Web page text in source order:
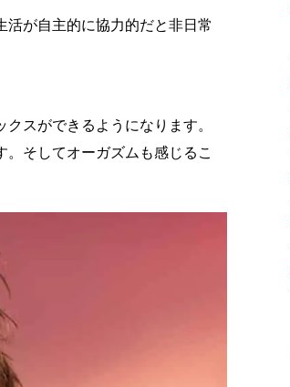
が自主的に協力的だと非日常
スができるようになります。
そしてオーガズムも感じるこ